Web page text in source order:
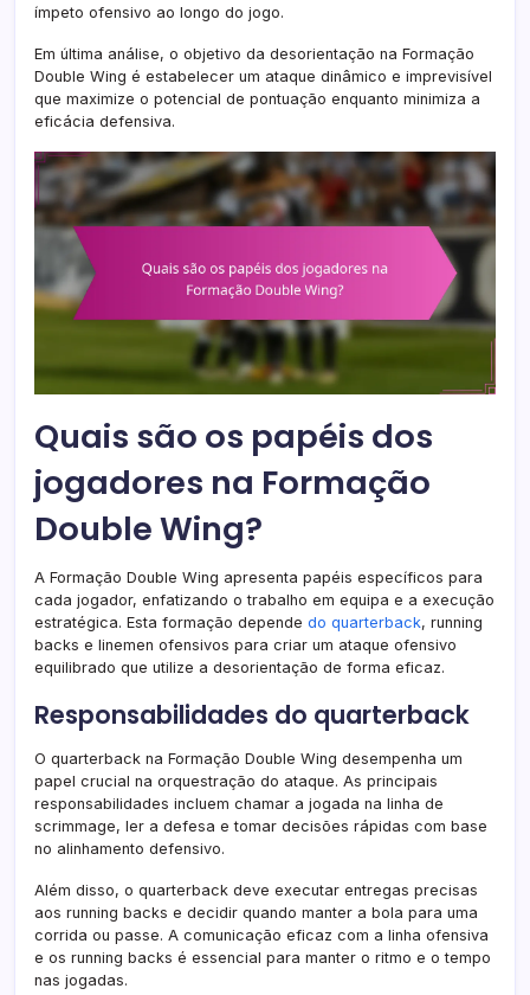
ímpeto ofensivo ao longo do jogo.
Em última análise, o objetivo da desorientação na Formação
Double Wing é estabelecer um ataque dinâmico e imprevisível
que maximize o potencial de pontuação enquanto minimiza a
eficácia defensiva.
Quais são os papéis dos
jogadores na Formação
Double Wing?
A Formação Double Wing apresenta papéis específicos para
cada jogador, enfatizando o trabalho em equipa e a execução
estratégica. Esta formação depende do quarterback, running
backs e linemen ofensivos para criar um ataque ofensivo
equilibrado que utilize a desorientação de forma eficaz.
Responsabilidades do quarterback
O quarterback na Formação Double Wing desempenha um
papel crucial na orquestração do ataque. As principais
responsabilidades incluem chamar a jogada na linha de
scrimmage, ler a defesa e tomar decisões rápidas com base
no alinhamento defensivo.
Além disso, o quarterback deve executar entregas precisas
aos running backs e decidir quando manter a bola para uma
corrida ou passe. A comunicação eficaz com a linha ofensiva
e os running backs é essencial para manter o ritmo e o tempo
nas jogadas.